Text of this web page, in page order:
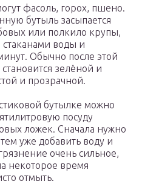
фасоль, горох, пшено.
бутыль засыпается
или полкило крупы,
стаканами воды и
Обычно после этой
зелёной и
и прозрачной.
бутылке можно
посуду
ложек. Сначала нужно
уже добавить воду и
очень сильное,
некоторое время
отмыть.